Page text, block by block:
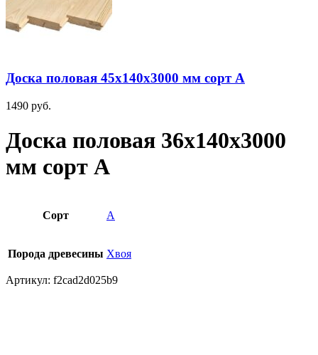
Доска половая 45х140х3000 мм сорт А
1490 руб.
Доска половая 36х140х3000
мм сорт А
Сорт А
Порода древесины Хвоя
Артикул: f2cad2d025b9